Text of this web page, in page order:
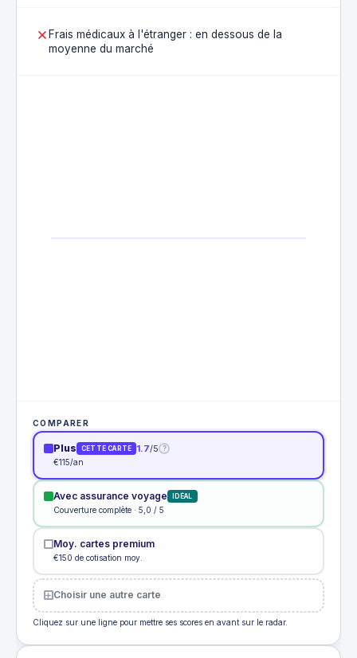
Frais médicaux à l'étranger : en dessous de la
moyenne du marché
COMPARER
Plus CETTE CARTE 1.7/5 ?
€115/an
Avec assurance voyage IDÉAL
Couverture complète · 5,0 / 5
Moy. cartes premium
€150 de cotisation moy.
Choisir une autre carte
Cliquez sur une ligne pour mettre ses scores en avant sur le radar.